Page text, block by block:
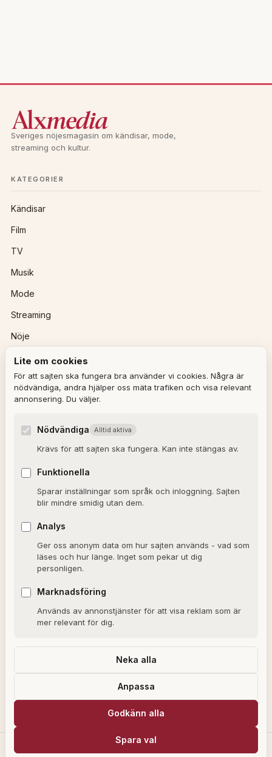
Sveriges nöjesmagasin om kändisar, mode,
streaming och kultur.
KATEGORIER
Kändisar
Film
TV
Musik
Mode
Streaming
Nöje
Ulla Granqvist
Om Alxmedia
Kontakta oss
Nyhetsbrev
Allmänna villkor
Alxmedia kan få provision för köp som görs via länkar på vår webbplats,
som en del av våra affiliatepartnerskap med utvalda återförsäljare.
Lite om cookies
För att sajten ska fungera bra använder vi cookies. Några är
nödvändiga, andra hjälper oss mäta trafiken och visa relevant
annonsering. Du väljer.
Nödvändiga Alltid aktiva
Krävs för att sajten ska fungera. Kan inte stängas av.
Funktionella
Sparar inställningar som språk och inloggning. Sajten
blir mindre smidig utan dem.
Analys
Ger oss anonym data om hur sajten används - vad som
läses och hur länge. Inget som pekar ut dig
personligen.
Marknadsföring
Används av annonstjänster för att visa reklam som är
mer relevant för dig.
Neka alla
Anpassa
Godkänn alla
Spara val